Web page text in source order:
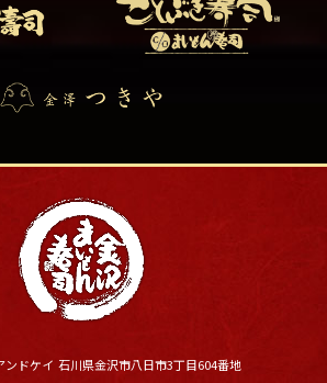
ンドケイ 石川県金沢市八日市3丁目604番地